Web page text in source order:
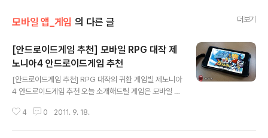
모바일 앱_게임 의 다른 글 더보기
[안드로이드게임 추천] 모바일 RPG 대작 제
노니아4 안드로이드게임 추천
[안드로이드게임 추천] RPG 대작의 귀환 게임빌 제노니아
4 안드로이드게임 추천 오늘 소개해드릴 게임은 모바일 게
아는 피쳐폰 시절부터 많은 이용자수와 매니아층을 보유하
4 0 2011. 9. 18.